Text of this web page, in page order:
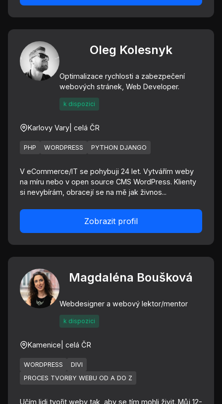
Oleg Kolesnyk
Optimalizace rychlosti a zabezpečení
webových stránek, Web Developer.
k dispozici
Karlovy Vary | celá ČR
PHP WORDPRESS PYTHON DJANGO
V eCommerce/IT se pohybuji 24 let. Vytvářím weby
na míru nebo v open source CMS WordPress. Klienty
si nevybírám, obracejí se na mě jak živnos...
Zobrazit profil
Magdaléna Boušková
Webdesigner a webový lektor/mentor
k dispozici
Kamenice | celá ČR
WORDPRESS
DIVI
PROCES TVORBY WEBU OD A DO Z
Učím lidi tvořit weby tak, aby se tím mohli živit. Můj 12-